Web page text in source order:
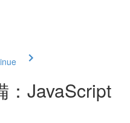
：JavaScript